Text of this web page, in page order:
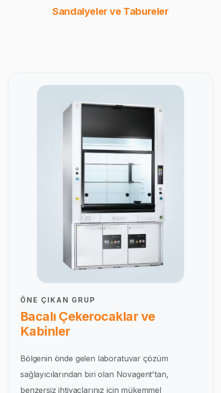
Sandalyeler ve Tabureler
ÖNE ÇIKAN GRUP
Bacalı Çekerocaklar ve
Kabinler
Bölgenin önde gelen laboratuvar çözüm
sağlayıcılarından biri olan Novagent'tan,
benzersiz ihtiyaçlarınız için mükemmel